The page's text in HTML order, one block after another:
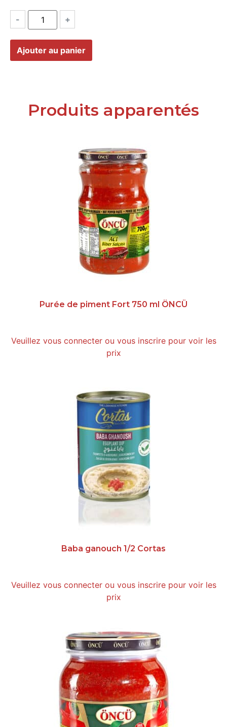
- +
Ajouter au panier
Produits apparentés
Purée de piment Fort 750 ml ÖNCÜ
Veuillez vous connecter ou vous inscrire pour voir les
prix
Baba ganouch 1/2 Cortas
Veuillez vous connecter ou vous inscrire pour voir les
prix